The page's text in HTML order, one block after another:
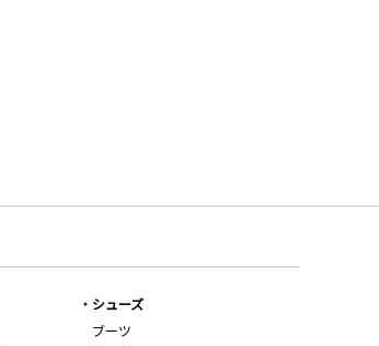
シューズ
ブーツ